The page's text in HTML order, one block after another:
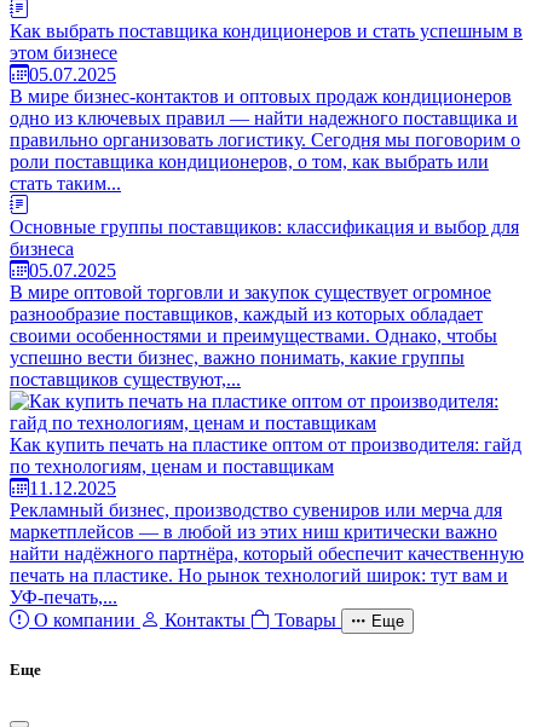
Как выбрать поставщика кондиционеров и стать успешным в
этом бизнесе
05.07.2025
В мире бизнес-контактов и оптовых продаж кондиционеров
одно из ключевых правил — найти надежного поставщика и
правильно организовать логистику. Сегодня мы поговорим о
роли поставщика кондиционеров, о том, как выбрать или
стать таким...
Основные группы поставщиков: классификация и выбор для
бизнеса
05.07.2025
В мире оптовой торговли и закупок существует огромное
разнообразие поставщиков, каждый из которых обладает
своими особенностями и преимуществами. Однако, чтобы
успешно вести бизнес, важно понимать, какие группы
поставщиков существуют,...
Как купить печать на пластике оптом от производителя: гайд
по технологиям, ценам и поставщикам
11.12.2025
Рекламный бизнес, производство сувениров или мерча для
маркетплейсов — в любой из этих ниш критически важно
найти надёжного партнёра, который обеспечит качественную
печать на пластике. Но рынок технологий широк: тут вам и
УФ-печать,...
О компании
Контакты Товары Еще
Еще